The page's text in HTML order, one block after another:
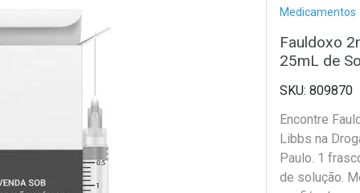
Medicamentos
Fauldoxo
25mL de
809870
Encontre
Libbs na
Paulo. 1
de solução.